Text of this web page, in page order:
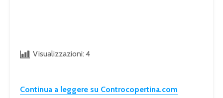
Visualizzazioni: 4
Continua a leggere su Controcopertina.com